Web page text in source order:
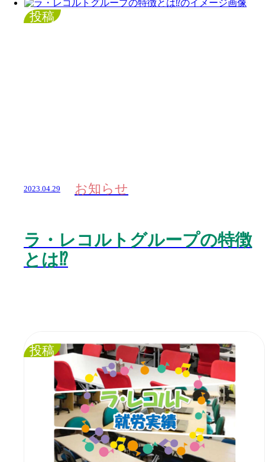
投稿
2023.04.29 お知らせ
ラ・レコルトグループの特徴
とは⁉️
投稿